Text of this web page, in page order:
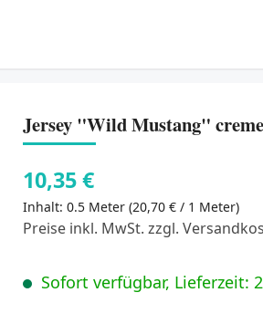
Jersey "Wild Mustang"
10,35 €
Inhalt: 0.5 Meter (20,70 € / 1 Meter)
Preise inkl. MwSt. zzgl.
Sofort verfügbar, Lieferzeit: